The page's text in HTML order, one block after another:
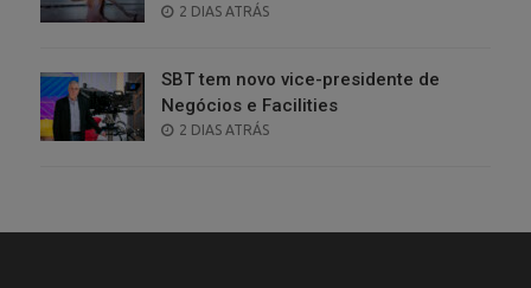
POSTED
2 DIAS ATRÁS
SBT tem novo vice-presidente de
Negócios e Facilities
POSTED
2 DIAS ATRÁS